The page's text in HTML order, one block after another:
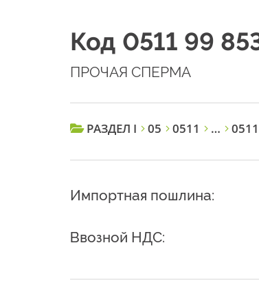
Код 0511 99
ПРОЧАЯ СПЕРМА
РАЗДЕЛ I 05 0511 …
Импортная пошлина:
Ввозной НДС: